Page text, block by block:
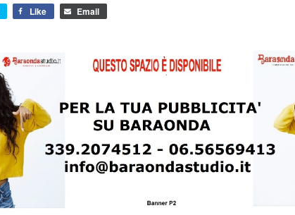
Like Email